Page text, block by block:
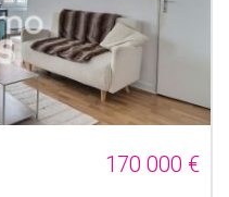
170 000 €